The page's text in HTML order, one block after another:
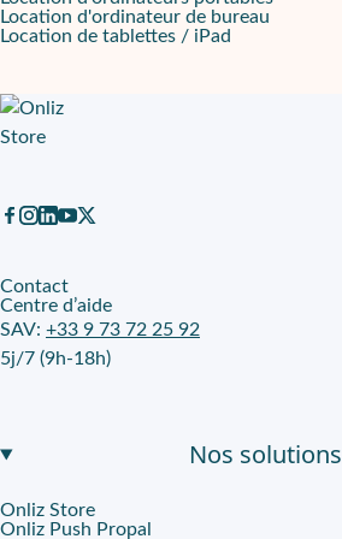
Location d'ordinateur de bureau
Location de tablettes / iPad
Contact
Centre d’aide
SAV: +33 9 73 72 25 92
5j/7 (9h-18h)
Nos solutions
Onliz Store
Onliz Push Propal